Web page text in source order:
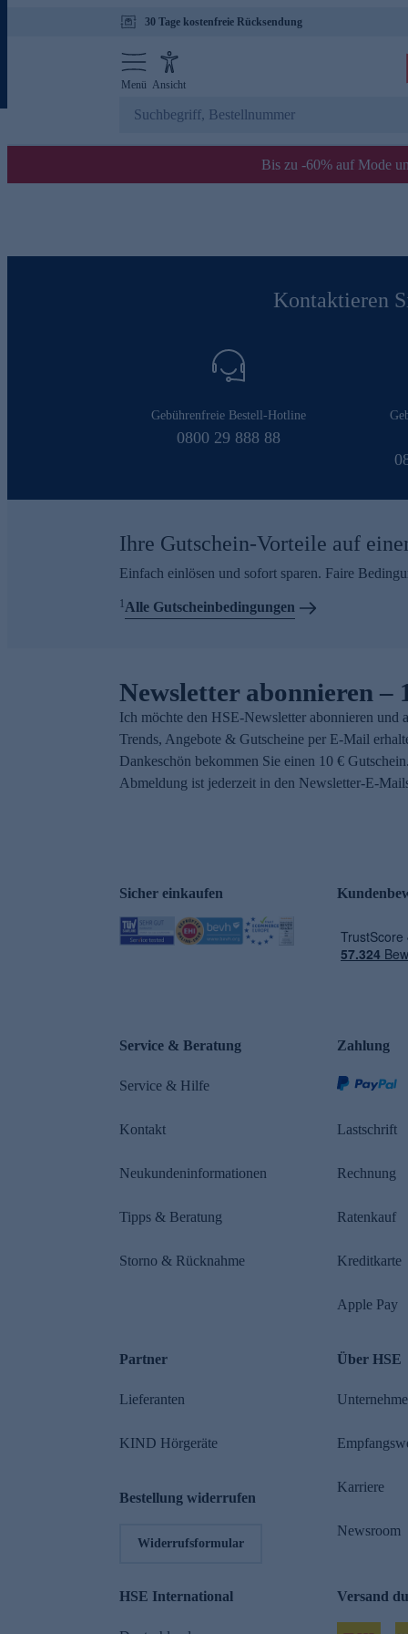
30 Tage kostenfreie Rücksendung
Menü Ansicht
Bis zu -60% auf Mode
Kontaktieren
Gebührenfreie Bestell-Hotline
0800 29 888 88
Ihre Gutschein-Vorteile auf
Einfach einlösen und sofort sparen. Faire
1Alle Gutscheinbedingungen
Newsletter abonnieren –
Ich möchte den HSE-Newsletter abonnieren und
Trends, Angebote & Gutscheine per E-Mail
Dankeschön bekommen Sie einen 10 €
Abmeldung ist jederzeit in den Newsletter-E-
Sicher einkaufen
Service & Beratung
Service & Hilfe
Kontakt
Neukundeninformationen
Tipps & Beratung
Storno & Rücknahme
Zahlung
Lastschrift
Rechnung
Ratenkauf
Kreditkarte
Apple Pay
Partner
Lieferanten
KIND Hörgeräte
Bestellung widerrufen
Widerrufsformular
Über HSE
Karriere
Newsroom
HSE International Versand